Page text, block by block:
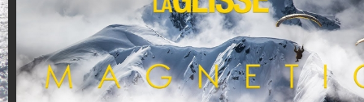
Aujourd'hui : T° Min : °C T° Max :°C
Suivez en direct l'actualité des stations